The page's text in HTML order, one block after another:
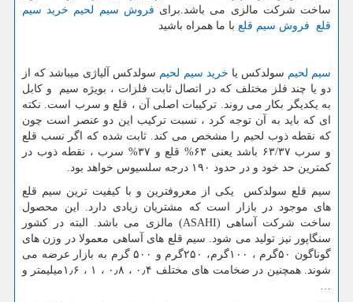
ساخت شركت مالزی می باشد.برای فروش سیم لحیم خرید سیم
قلع
فروش سیم قلع با ما همراه باشید
سیم لحیم سولدکس یا خرید سیم لحیم سولدکس آلیاژی میباشد که از
دو یا چند فلز مختلف که در اتصال ثابت فلزات ، بویژه سیم و کابل
به یکدیگر بکار می روند. ترکیبات اصلی آن ، قلع و سرب است. نکته
ای که باید به آن توجه کرد ، نسبت ترکیب این دو عنصر است چون
که نقطه ذوب لحیم را مشخص می کند. ثابت شده که اگر نسب قلع
و سرب ۶۳/۳۷ باشد یعنی ۶۳% قلع و ۳۷% سرب ، نقطه ذوب در
کمترین حد خود و در حدود ۱۹۰ درجه سلسیوس خواهد بود.
سیم قلع سولدکس یکی از معروفترین و با کیفیت ترین سیم قلع
های موجود در بازار است که مشتریان زیادی دارد. این محصول
ساخت شرکت آساهی (ASAHI) مالزی می باشد. البته در کشور
سنگاپور نیز تولید می شود. سیم قلع های آساهی معمولا در وزن های
گوناگون ۵۰گرم ، ۱۰۰گرم، ۲۵۰گرم و ۵۰۰ گرم به بازار عرضه می
شوند. همچنین در ضخامت های مختلف ۰٫۴ ، ۰٫۸ ، ۱ ، ۱٫۶میلیمتر و